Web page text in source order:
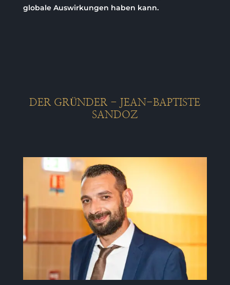
globale Auswirkungen haben kann.
DER GRÜNDER - JEAN-BAPTISTE
SANDOZ